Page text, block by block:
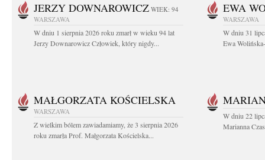
JERZY DOWNAROWICZ WIEK: 94
WARSZAWA
W dniu 1 sierpnia 2026 roku zmarł w wieku 94 lat
Jerzy Downarowicz Człowiek, który nigdy...
EWA
WARSZAWA
W dniu 31
Ewa
MAŁGORZATA KOŚCIELSKA
WARSZAWA
Z wielkim bólem zawiadamiamy, że 3 sierpnia 2026
roku zmarła Prof. Małgorzata Kościelska...
W dniu 22
Marianna